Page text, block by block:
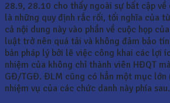
28.9, 28.10 cho thấy ngoài sự bất cập
là những quy định rắc rối, tối nghĩa của
cả nội dung này vào phần về cuộc họp
luật trở nên quá tải và không đảm bảo
bản pháp lý bởi lẽ việc công khai các lợi
nhiệm của không chỉ thành viên HĐQT
GĐ/TGĐ. ĐLM cũng có hẳn một mục lớn
nhiệm vụ của các chức danh này phía sau.